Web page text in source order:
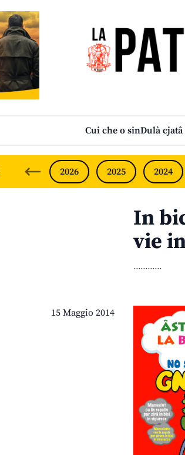
Cui che o sinDulà
2026 2025 2024
In
vie
............
15 Maggio 2014